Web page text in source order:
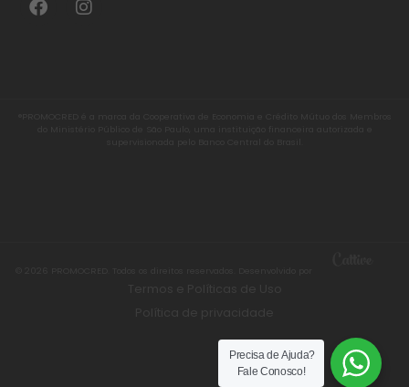
Precisa de Ajuda?
Fale Conosco!